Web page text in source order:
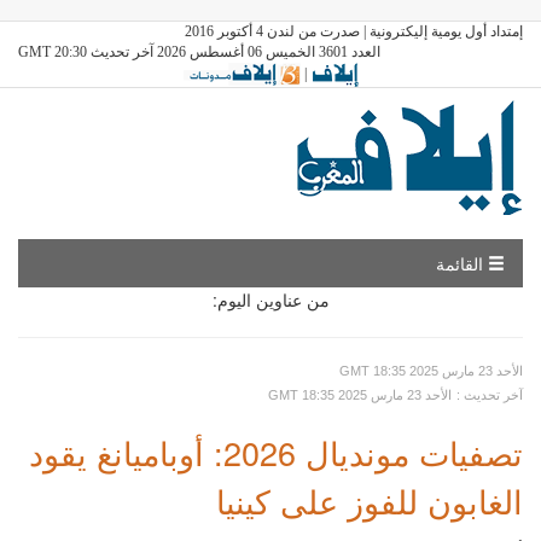
إمتداد أول يومية إليكترونية | صدرت من لندن 4 أكتوبر 2016
العدد 3601 الخميس 06 أغسطس 2026 آخر تحديث GMT 20:30
|
القائمة
من عناوين اليوم:
GMT الأحد 23 مارس 2025 18:35
GMT الأحد 23 مارس 2025 18:35
: آخر تحديث
تصفيات مونديال 2026: أوباميانغ يقود
الغابون للفوز على كينيا